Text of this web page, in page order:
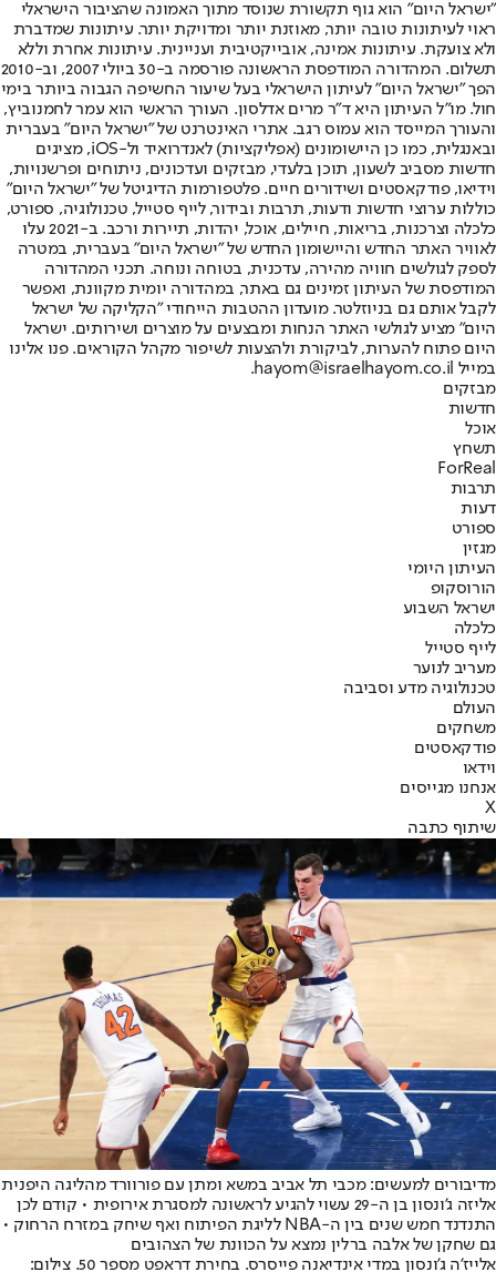
"ישראל היום" הוא גוף תקשורת שנוסד מתוך האמונה שהציבור הישראלי
ראוי לעיתונות טובה יותר, מאוזנת יותר ומדויקת יותר. עיתונות שמדברת
ולא צועקת. עיתונות אמינה, אובייקטיבית ועניינית. עיתונות אחרת וללא
תשלום. המהדורה המודפסת הראשונה פורסמה ב-30 ביולי 2007, וב-2010
הפך "ישראל היום" לעיתון הישראלי בעל שיעור החשיפה הגבוה ביותר בימי
חול. מו"ל העיתון היא ד"ר מרים אדלסון. העורך הראשי הוא עמר לחמנוביץ,
והעורך המייסד הוא עמוס רגב. אתרי האינטרנט של "ישראל היום" בעברית
ובאנגלית, כמו כן היישומונים (אפליקציות) לאנדרואיד ול-iOS, מציגים
חדשות מסביב לשעון, תוכן בלעדי, מבזקים ועדכונים, ניתוחים ופרשנויות,
וידיאו, פודקאסטים ושידורים חיים. פלטפורמות הדיגיטל של "ישראל היום"
כוללות ערוצי חדשות ודעות, תרבות ובידור, לייף סטייל, טכנולוגיה, ספורט,
כלכלה וצרכנות, בריאות, חיילים, אוכל, יהדות, תיירות ורכב. ב-2021 עלו
לאוויר האתר החדש והיישומון החדש של "ישראל היום" בעברית, במטרה
לספק לגולשים חוויה מהירה, עדכנית, בטוחה ונוחה. תכני המהדורה
המודפסת של העיתון זמינים גם באתר, במהדורה יומית מקוונת, ואפשר
לקבל אותם גם בניוזלטר. מועדון ההטבות הייחודי "הקליקה של ישראל
היום" מציע לגולשי האתר הנחות ומבצעים על מוצרים ושירותים. ישראל
היום פתוח להערות, לביקורת ולהצעות לשיפור מקהל הקוראים. פנו אלינו
במייל hayom@israelhayom.co.il.
מבזקים
חדשות
אוכל
תשחץ
ForReal
תרבות
דעות
ספורט
מגזין
העיתון היומי
הורוסקופ
ישראל השבוע
כלכלה
לייף סטייל
מעריב לנוער
טכנולוגיה מדע וסביבה
העולם
משחקים
פודקאסטים
וידאו
אנחנו מגייסים
X
שיתוף כתבה
מדיבורים למעשים: מכבי תל אביב במשא ומתן עם פורוורד מהליגה היפנית
אליזה ג'ונסון בן ה-29 עשוי להגיע לראשונה למסגרת אירופית • קודם לכן
התנדנד חמש שנים בין ה-NBA לליגת הפיתוח ואף שיחק במזרח הרחוק •
גם שחקן של אלבה ברלין נמצא על הכוונת של הצהובים
אלייז'ה ג'ונסון במדי אינדיאנה פייסרס. בחירת דראפט מספר 50. צילום: